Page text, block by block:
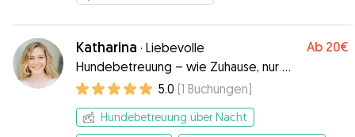
Katharina · Liebevolle
Hundebetreuung – wie Zuhause, nur mit
extra Streicheleinheiten!
Ab 20€
5.0 (1 Buchungen)
Hundebetreuung über Nacht